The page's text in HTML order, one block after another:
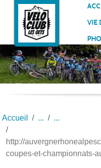
VIE
Accueil
http://
coupes-et-championnats-
Panneau de gestion des